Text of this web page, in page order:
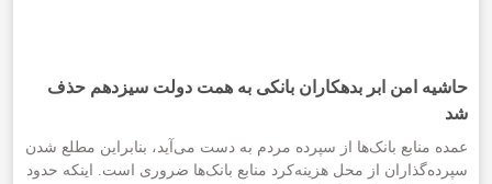
حاشیه امن ابر بدهکاران بانکی به همت دولت سیزدهم حذف
شد
عمده منابع بانک‌ها از سپرده مردم به دست می‌آید، بنابراین مطلع شدن
سپرده‌گذاران از محل هزینه‌کرد منابع بانک‌ها ضروری است. اینکه حدود